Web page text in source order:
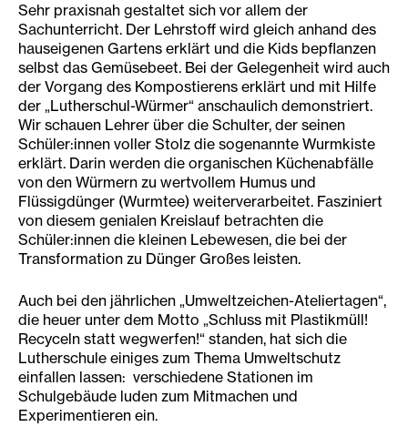
Sehr praxisnah gestaltet sich vor allem der
Sachunterricht. Der Lehrstoff wird gleich anhand des
hauseigenen Gartens erklärt und die Kids bepflanzen
selbst das Gemüsebeet. Bei der Gelegenheit wird auch
der Vorgang des Kompostierens erklärt und mit Hilfe
der „Lutherschul-Würmer“ anschaulich demonstriert.
Wir schauen Lehrer über die Schulter, der seinen
Schüler:innen voller Stolz die sogenannte Wurmkiste
erklärt. Darin werden die organischen Küchenabfälle
von den Würmern zu wertvollem Humus und
Flüssigdünger (Wurmtee) weiterverarbeitet. Fasziniert
von diesem genialen Kreislauf betrachten die
Schüler:innen die kleinen Lebewesen, die bei der
Transformation zu Dünger Großes leisten.
Auch bei den jährlichen „Umweltzeichen-Ateliertagen“,
die heuer unter dem Motto „Schluss mit Plastikmüll!
Recyceln statt wegwerfen!“ standen, hat sich die
Lutherschule einiges zum Thema Umweltschutz
einfallen lassen: verschiedene Stationen im
Schulgebäude luden zum Mitmachen und
Experimentieren ein.